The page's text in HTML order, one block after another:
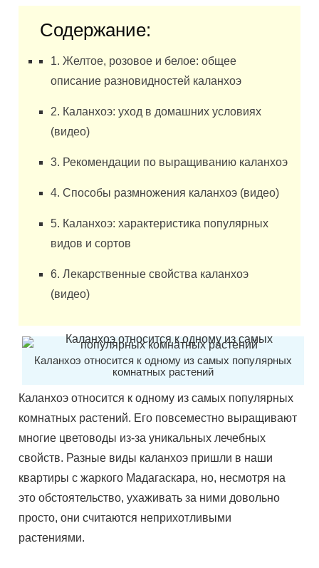
Содержание:
1. Желтое, розовое и белое: общее
описание разновидностей каланхоэ
2. Каланхоэ: уход в домашних условиях
(видео)
3. Рекомендации по выращиванию каланхоэ
4. Способы размножения каланхоэ (видео)
5. Каланхоэ: характеристика популярных
видов и сортов
6. Лекарственные свойства каланхоэ
(видео)
Каланхоэ относится к одному из самых популярных
комнатных растений
Каланхоэ относится к одному из самых популярных
комнатных растений. Его повсеместно выращивают
многие цветоводы из-за уникальных лечебных
свойств. Разные виды каланхоэ пришли в наши
квартиры с жаркого Мадагаскара, но, несмотря на
это обстоятельство, ухаживать за ними довольно
просто, они считаются неприхотливыми
растениями.